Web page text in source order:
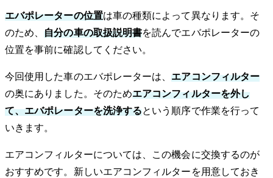
エバポレーターの位置は車の種類によって異なります。そ
のため、自分の車の取扱説明書を読んでエバポレーターの
位置を事前に確認してください。
今回使用した車のエバポレーターは、エアコンフィルター
の奥にありました。そのためエアコンフィルターを外し
て、エバポレーターを洗浄するという順序で作業を行って
いきます。
エアコンフィルターについては、この機会に交換するのが
おすすめです。新しいエアコンフィルターを用意しておき